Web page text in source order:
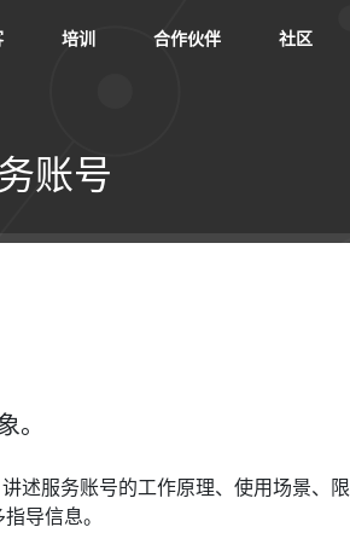
培训 合作伙伴 社区
账号
。
述服务账号的工作原理、使用场景、限
导信息。